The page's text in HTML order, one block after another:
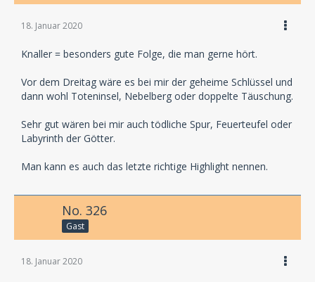
18. Januar 2020
Knaller = besonders gute Folge, die man gerne hört.
Vor dem Dreitag wäre es bei mir der geheime Schlüssel und
dann wohl Toteninsel, Nebelberg oder doppelte Täuschung.
Sehr gut wären bei mir auch tödliche Spur, Feuerteufel oder
Labyrinth der Götter.
Man kann es auch das letzte richtige Highlight nennen.
No. 326
Gast
18. Januar 2020